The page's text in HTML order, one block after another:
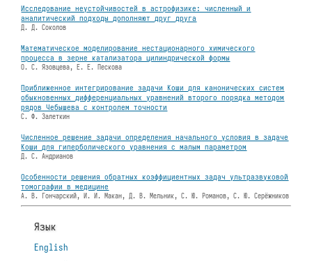
Исследование неустойчивостей в астрофизике: численный и
аналитический подходы дополняют друг друга
Д. Д. Соколов
Математическое моделирование нестационарного химического
процесса в зерне катализатора цилиндрической формы
О. С. Язовцева, Е. Е. Пескова
Приближенное интегрирование задачи Коши для канонических систем
обыкновенных дифференциальных уравнений второго порядка методом
рядов Чебышева с контролем точности
С. Ф. Залеткин
Численное решение задачи определения начального условия в задаче
Коши для гиперболического уравнения с малым параметром
Д. С. Андрианов
Особенности решения обратных коэффициентных задач ультразвуковой
томографии в медицине
А. В. Гончарский, И. И. Макан, Д. В. Мельник, С. Ю. Романов, С. Ю. Серёжников
Язык
English